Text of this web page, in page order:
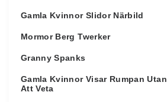
Gamla Kvinnor Slidor Närbild
Mormor Berg Twerker
Granny Spanks
Gamla Kvinnor Visar Rumpan Utan
Att Veta